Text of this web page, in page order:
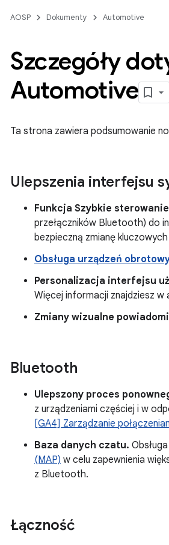
AOSP Dokumenty Automotive
Szczegóły
Automotive
Ta strona zawiera podsumowanie
Ulepszenia interfejsu
Funkcja Szybkie
przełączników Bluetooth) do
bezpieczną zmianę
Obsługa urządzeń
Personalizacja interfejsu
Więcej informacji znajdziesz w
Zmiany wizualne
Bluetooth
Ulepszony proces
z urządzeniami częściej i w
[GA4] Zarządzanie
Baza danych czatu.
(MAP) w celu zapewnienia
z Bluetooth.
Łączność